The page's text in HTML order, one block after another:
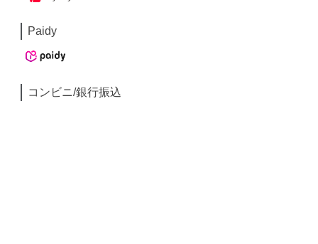
Paidy
コンビニ/銀行振込